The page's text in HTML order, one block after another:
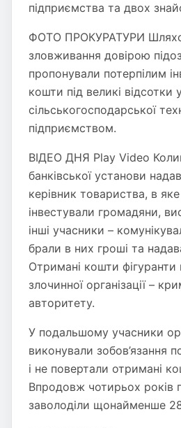
підприємства та двох
ФОТО ПРОКУРАТУРИ
зловживання довірою
пропонували потерпілим
кошти під великі відсотки
сільськогосподарської
підприємством.
ВІДЕО ДНЯ Play Video
банківської установи
керівник товариства, в
інвестували громадяни,
інші учасники –
брали в них гроші та
Отримані кошти фігуранти
злочинної організації –
авторитету.
У подальшому учасники
виконували зобов’язання
і не повертали отримані
Впродовж чотирьох років
заволоділи щонайменше